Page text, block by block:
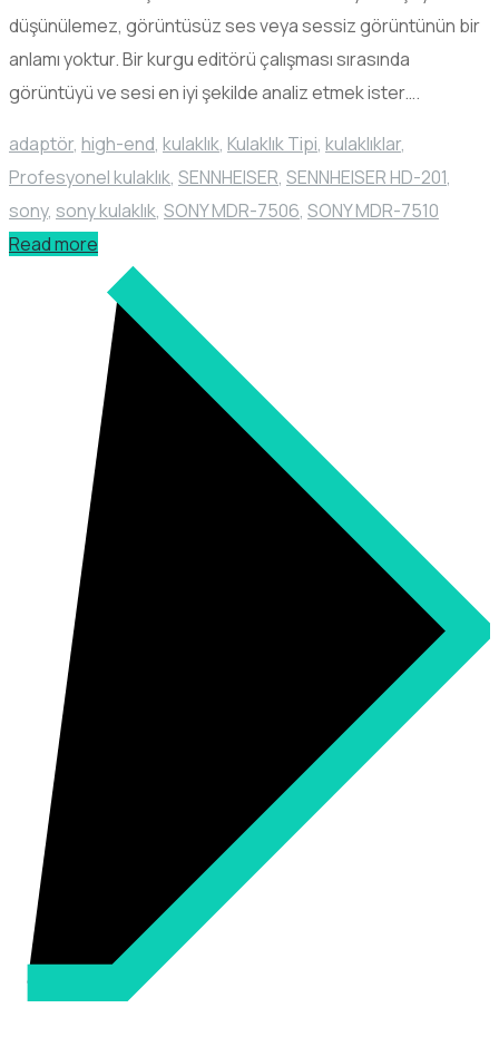
düşünülemez, görüntüsüz ses veya sessiz görüntünün bir
anlamı yoktur. Bir kurgu editörü çalışması sırasında
görüntüyü ve sesi en iyi şekilde analiz etmek ister….
adaptör, high-end, kulaklık, Kulaklık Tipi, kulaklıklar,
Profesyonel kulaklık, SENNHEISER, SENNHEISER HD-201,
sony, sony kulaklık, SONY MDR-7506, SONY MDR-7510
Read more